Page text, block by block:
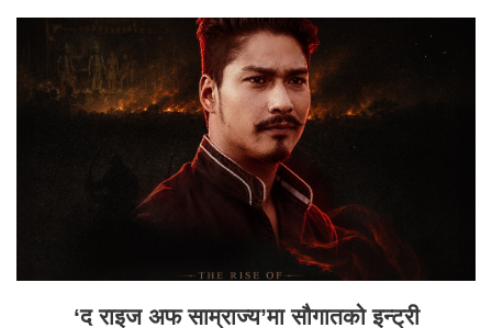
‘द राइज अफ साम्राज्य’मा सौगातको इन्ट्री